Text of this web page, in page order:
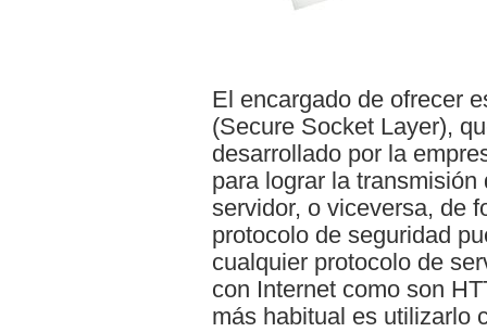
El encargado de ofrecer
(Secure Socket Layer),
desarrollado por la
para lograr la
servidor, o viceversa, de
protocolo de seguridad
cualquier protocolo de
con Internet como son
más habitual es utilizarlo